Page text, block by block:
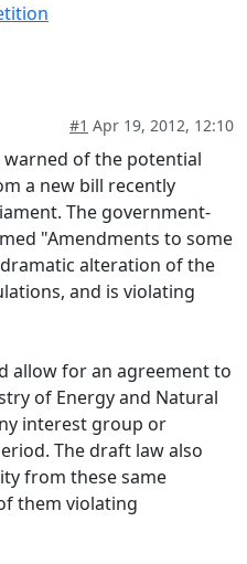
#1 Apr 19, 2012, 12:10
warned of the potential
a new bill recently
The government-
"Amendments to some
alteration of the
and is violating
allow for an agreement to
of Energy and Natural
interest group or
The draft law also
from these same
them violating